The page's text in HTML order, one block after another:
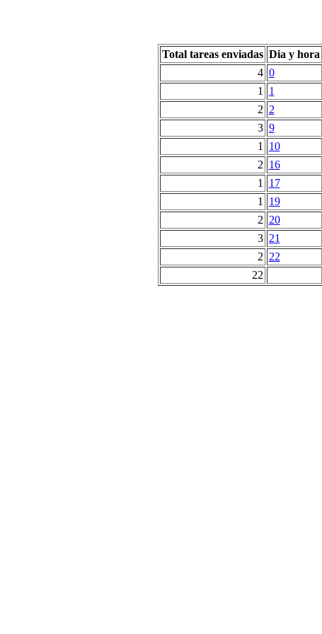
Total tareas enviadas Dia y hora
4 0
1
1
2 2
3 9
1
10
2 16
1
17
1
19
2 20
3 21
2 22
22